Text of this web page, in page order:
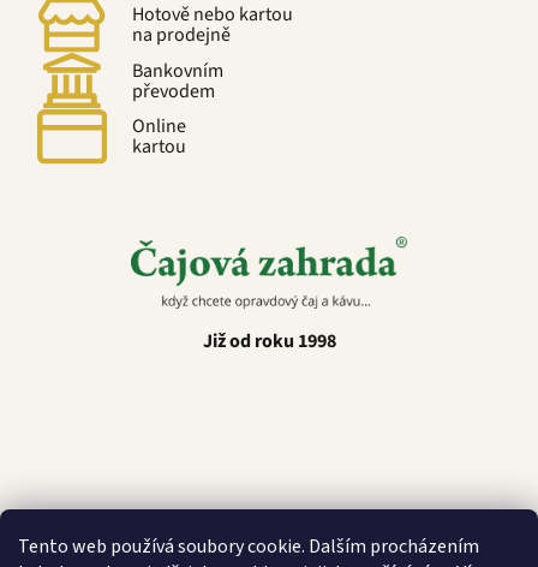
Tento web používá soubory cookie. Dalším procházením
Hotově nebo kartou
na prodejně
Bankovním
převodem
Online
kartou
Již od roku 1998
Latino Café